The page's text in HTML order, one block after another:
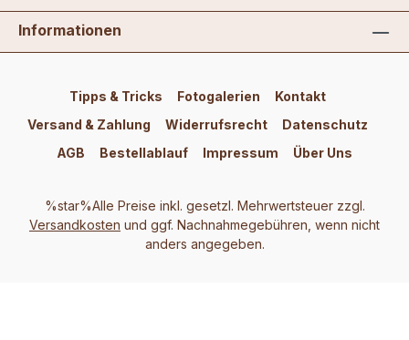
Informationen
Tipps & Tricks Fotogalerien
Kontakt
Versand & Zahlung
Widerrufsrecht
Datenschutz
AGB
Bestellablauf Impressum Über Uns
%star%Alle Preise inkl. gesetzl. Mehrwertsteuer zzgl.
Versandkosten und ggf. Nachnahmegebühren, wenn nicht
anders angegeben.